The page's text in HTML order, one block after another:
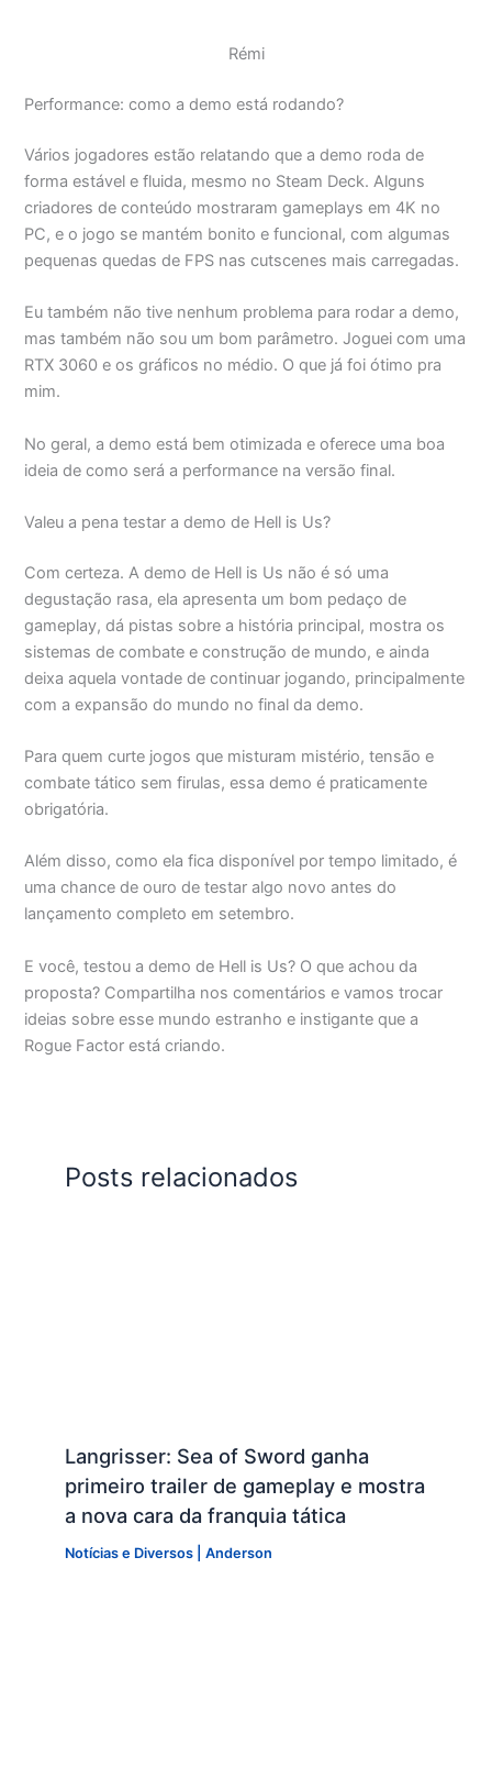
Rémi
Performance: como a demo está rodando?
Vários jogadores estão relatando que a demo roda de
forma estável e fluida, mesmo no Steam Deck. Alguns
criadores de conteúdo mostraram gameplays em 4K no
PC, e o jogo se mantém bonito e funcional, com algumas
pequenas quedas de FPS nas cutscenes mais carregadas.
Eu também não tive nenhum problema para rodar a demo,
mas também não sou um bom parâmetro. Joguei com uma
RTX 3060 e os gráficos no médio. O que já foi ótimo pra
mim.
No geral, a demo está bem otimizada e oferece uma boa
ideia de como será a performance na versão final.
Valeu a pena testar a demo de Hell is Us?
Com certeza. A demo de Hell is Us não é só uma
degustação rasa, ela apresenta um bom pedaço de
gameplay, dá pistas sobre a história principal, mostra os
sistemas de combate e construção de mundo, e ainda
deixa aquela vontade de continuar jogando, principalmente
com a expansão do mundo no final da demo.
Para quem curte jogos que misturam mistério, tensão e
combate tático sem firulas, essa demo é praticamente
obrigatória.
Além disso, como ela fica disponível por tempo limitado, é
uma chance de ouro de testar algo novo antes do
lançamento completo em setembro.
E você, testou a demo de Hell is Us? O que achou da
proposta? Compartilha nos comentários e vamos trocar
ideias sobre esse mundo estranho e instigante que a
Rogue Factor está criando.
Posts relacionados
Langrisser: Sea of Sword ganha
primeiro trailer de gameplay e mostra
a nova cara da franquia tática
Notícias e Diversos| Anderson